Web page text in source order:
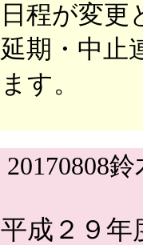
日程が変
延期・中止
ます。
20170808鈴
平成２９年